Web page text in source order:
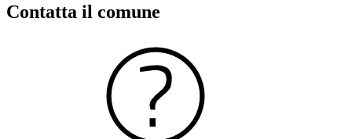
Contatta il comune